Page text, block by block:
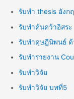
รับทำ thesis อังก
รับทำค้นคว้าอิสระ
รับทำดุษฎีนิพนธ์ ด้
รับทำรายงาน
รับทำวิจัย
รับทำวิจัย บทที่5